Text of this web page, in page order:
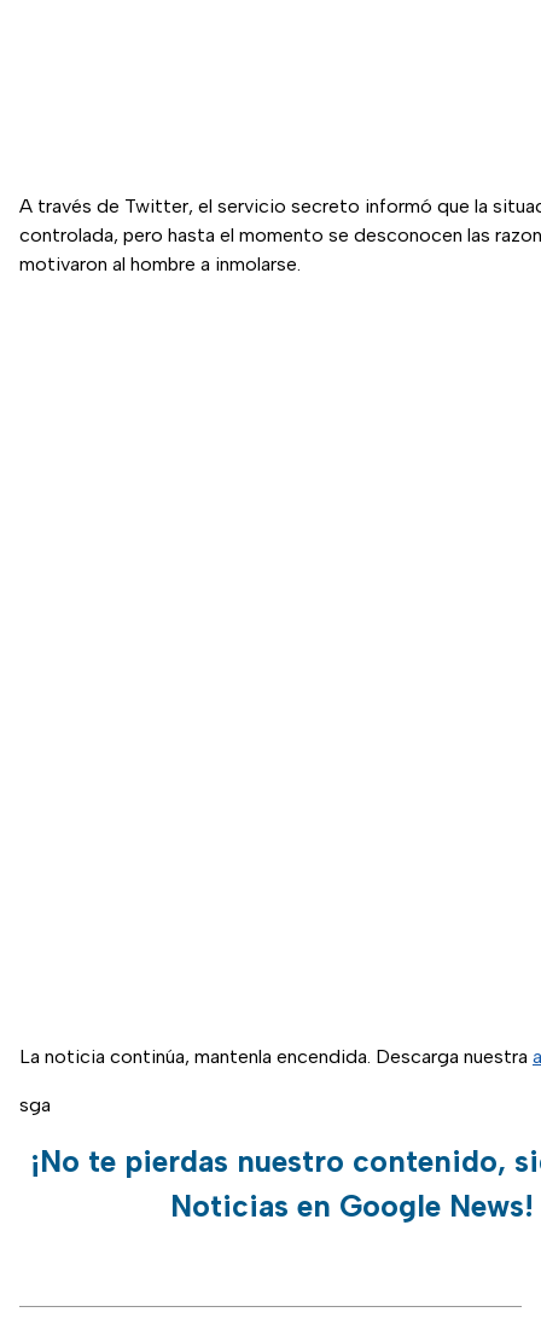
A través de Twitter, el servicio secreto informó que la
controlada, pero hasta el momento se desconocen las
motivaron al hombre a inmolarse.
La noticia continúa, mantenla encendida. Descarga nuestra
sga
¡No te pierdas nuestro contenido,
Noticias en Google News!